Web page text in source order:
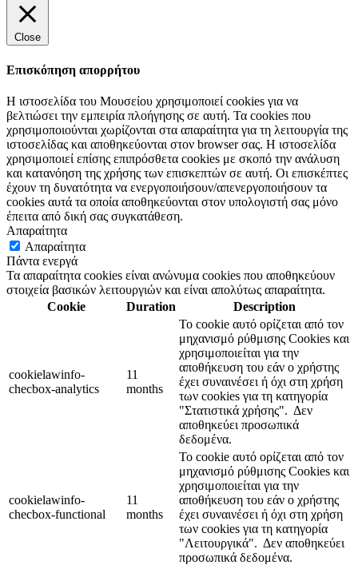
Close
Επισκόπηση απορρήτου
Η ιστοσελίδα του Μουσείου χρησιμοποιεί cookies για να
βελτιώσει την εμπειρία πλοήγησης σε αυτή. Τα cookies που
χρησιμοποιούνται χωρίζονται στα απαραίτητα για τη λειτουργία της
ιστοσελίδας και αποθηκεύονται στον browser σας. Η ιστοσελίδα
χρησιμοποιεί επίσης επιπρόσθετα cookies με σκοπό την ανάλυση
και κατανόηση της χρήσης των επισκεπτών σε αυτή. Οι επισκέπτες
έχουν τη δυνατότητα να ενεργοποιήσουν/απενεργοποιήσουν τα
cookies αυτά τα οποία αποθηκεύονται στον υπολογιστή σας μόνο
έπειτα από δική σας συγκατάθεση.
Απαραίτητα
Απαραίτητα
Πάντα ενεργά
Τα απαραίτητα cookies είναι ανώνυμα cookies που αποθηκεύουν
στοιχεία βασικών λειτουργιών και είναι απολύτως απαραίτητα.
Cookie
Duration Description
cookielawinfo-
checbox-analytics
11
months
Το cookie αυτό ορίζεται από τον
μηχανισμό ρύθμισης Cookies και
χρησιμοποιείται για την
αποθήκευση του εάν ο χρήστης
έχει συναινέσει ή όχι στη χρήση
των cookies για τη κατηγορία
"Στατιστικά χρήσης". Δεν
αποθηκεύει προσωπικά
δεδομένα.
cookielawinfo-
checbox-functional
11
months
Το cookie αυτό ορίζεται από τον
μηχανισμό ρύθμισης Cookies και
χρησιμοποιείται για την
αποθήκευση του εάν ο χρήστης
έχει συναινέσει ή όχι στη χρήση
των cookies για τη κατηγορία
"Λειτουργικά". Δεν αποθηκεύει
προσωπικά δεδομένα.